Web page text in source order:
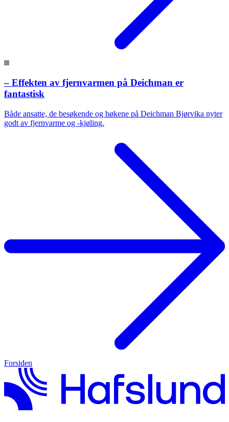
– Effekten av fjernvarmen på Deichman er
fantastisk
Både ansatte, de besøkende og bøkene på Deichman Bjørvika nyter
godt av fjernvarme og -kjøling.
Forsiden